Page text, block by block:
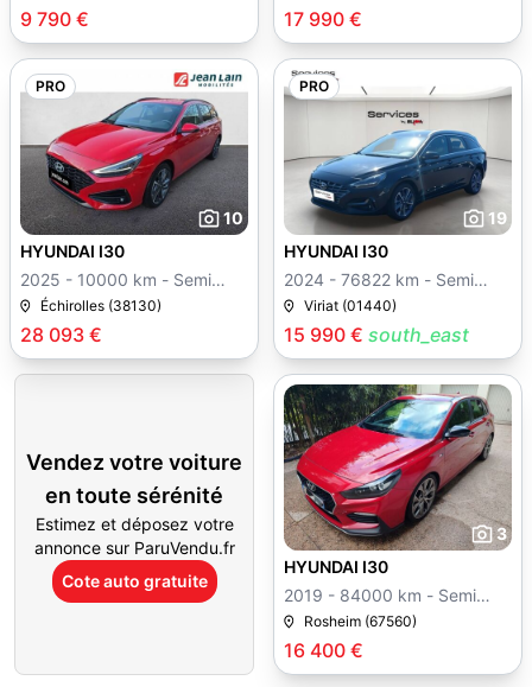
9 790 € 17 990 €
PRO
10
28 093 €
HYUNDAI I30
2025 - 10000 km - Semi
autoÉchirolles (38130)
PRO
19
15 990 € south_east
HYUNDAI I30
2024 - 76822 km - Semi
autoViriat (01440)
Vendez votre voiture
en toute sérénité
Estimez et déposez votre
annonce sur ParuVendu.fr
Cote auto gratuite
3
16 400 €
HYUNDAI I30
2019 - 84000 km - Semi
autoRosheim (67560)